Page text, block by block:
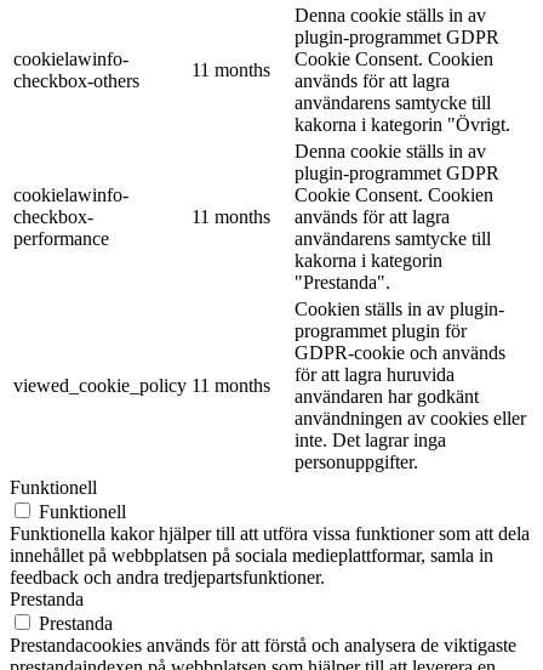
cookielawinfo-
checkbox-others
11 months
Denna cookie ställs in av
plugin-programmet GDPR
Cookie Consent. Cookien
används för att lagra
användarens samtycke till
kakorna i kategorin "Övrigt.
cookielawinfo-
checkbox-
performance
11 months
Denna cookie ställs in av
plugin-programmet GDPR
Cookie Consent. Cookien
används för att lagra
användarens samtycke till
kakorna i kategorin
"Prestanda".
viewed_cookie_policy 11 months
Cookien ställs in av plugin-
programmet plugin för
GDPR-cookie och används
för att lagra huruvida
användaren har godkänt
användningen av cookies eller
inte. Det lagrar inga
personuppgifter.
Funktionell
Funktionell
Funktionella kakor hjälper till att utföra vissa funktioner som att dela
innehållet på webbplatsen på sociala medieplattformar, samla in
feedback och andra tredjepartsfunktioner.
Prestanda
Prestanda
Prestandacookies används för att förstå och analysera de viktigaste